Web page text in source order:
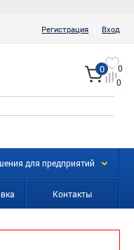
Регистрация Вход
0
0
0
для предприятий
Контакты